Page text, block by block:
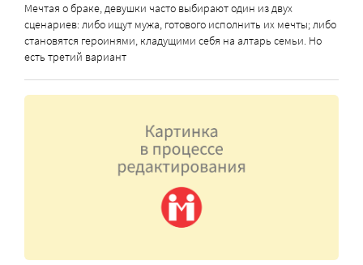
Мечтая о браке, девушки часто выбирают один из двух
сценариев: либо ищут мужа, готового исполнить их мечты; либо
становятся героинями, кладущими себя на алтарь семьи. Но
есть третий вариант